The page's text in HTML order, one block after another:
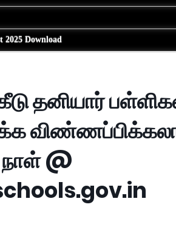
2025 Download
தனியார்
நாள் @